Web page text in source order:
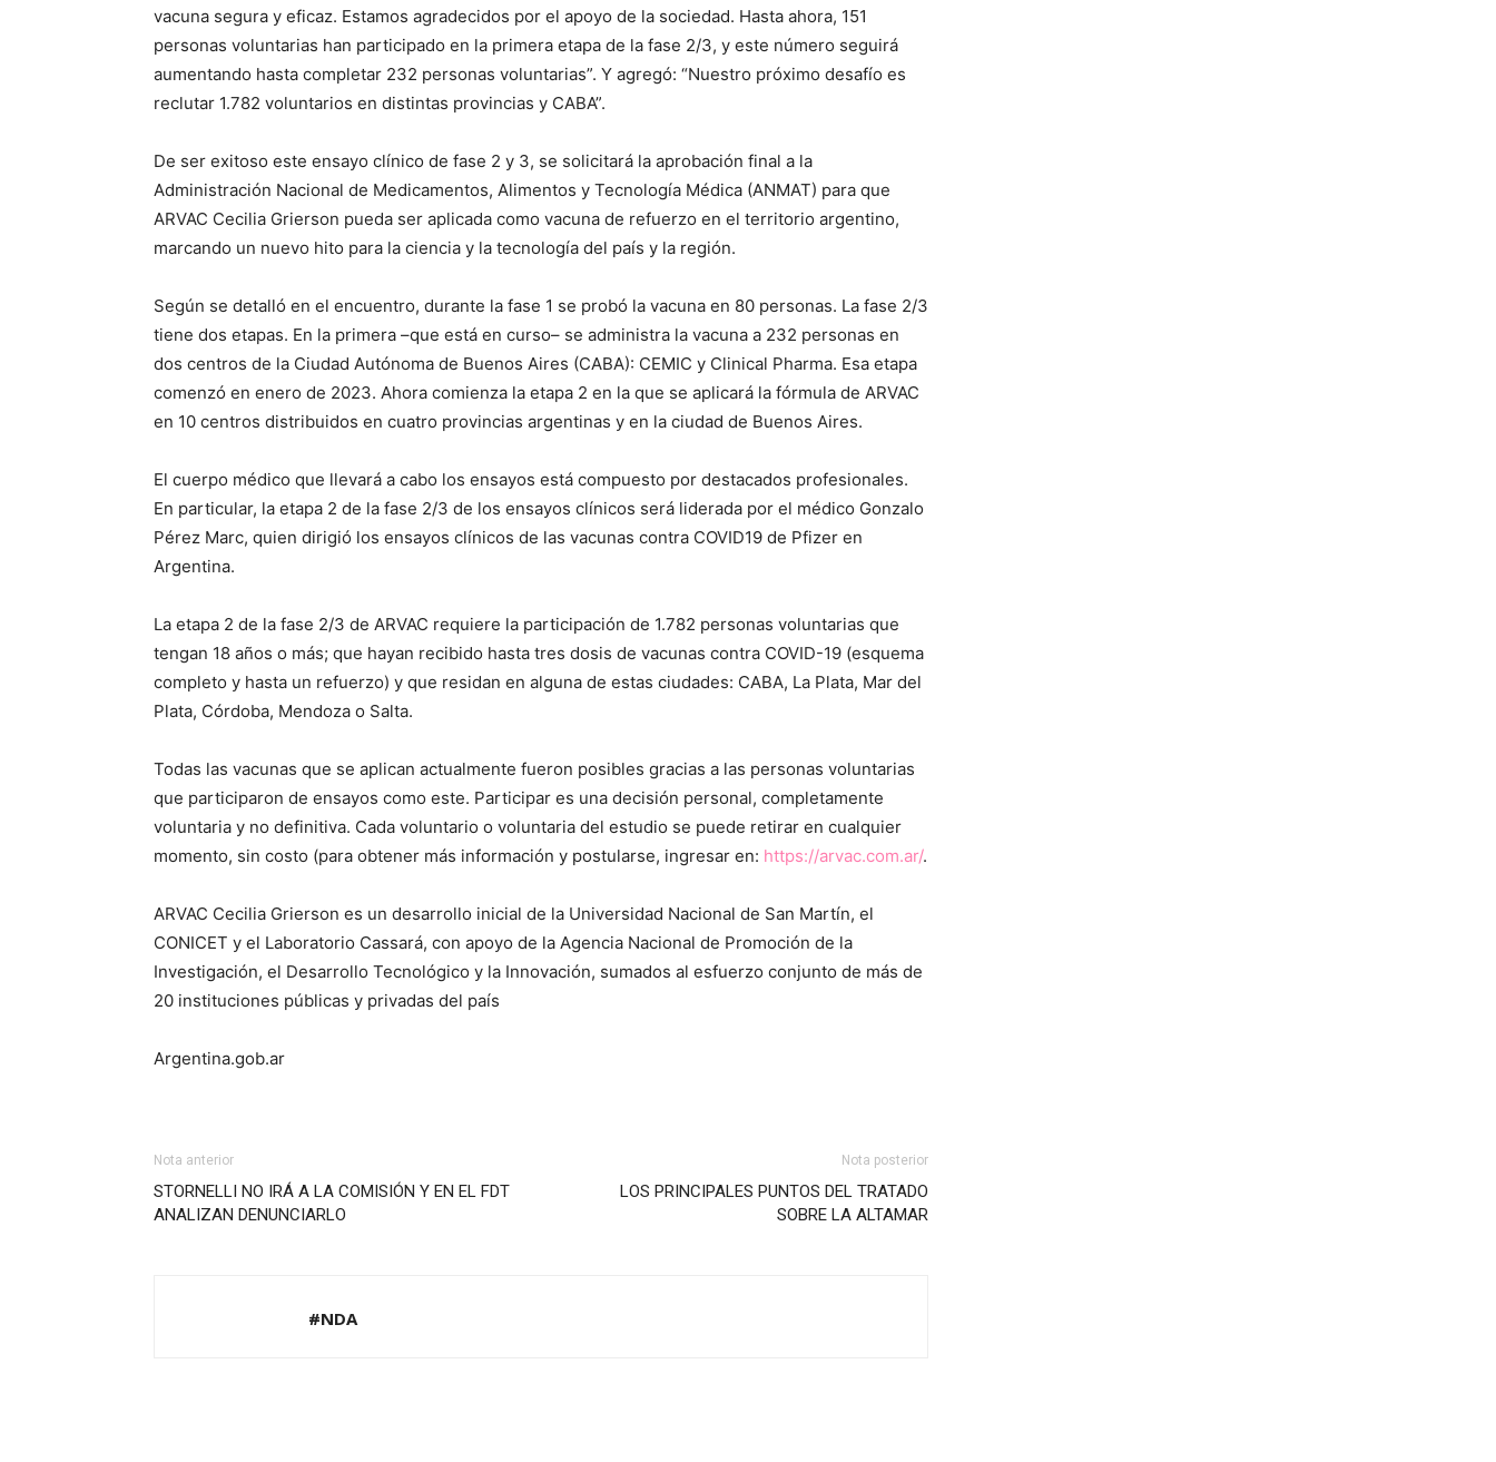
vacuna segura y eficaz. Estamos agradecidos por el apoyo de la sociedad. Hasta ahora, 151
personas voluntarias han participado en la primera etapa de la fase 2/3, y este número seguirá
aumentando hasta completar 232 personas voluntarias”. Y agregó: “Nuestro próximo desafío es
reclutar 1.782 voluntarios en distintas provincias y CABA”.
De ser exitoso este ensayo clínico de fase 2 y 3, se solicitará la aprobación final a la
Administración Nacional de Medicamentos, Alimentos y Tecnología Médica (ANMAT) para que
ARVAC Cecilia Grierson pueda ser aplicada como vacuna de refuerzo en el territorio argentino,
marcando un nuevo hito para la ciencia y la tecnología del país y la región.
Según se detalló en el encuentro, durante la fase 1 se probó la vacuna en 80 personas. La fase 2/3
tiene dos etapas. En la primera –que está en curso– se administra la vacuna a 232 personas en
dos centros de la Ciudad Autónoma de Buenos Aires (CABA): CEMIC y Clinical Pharma. Esa etapa
comenzó en enero de 2023. Ahora comienza la etapa 2 en la que se aplicará la fórmula de ARVAC
en 10 centros distribuidos en cuatro provincias argentinas y en la ciudad de Buenos Aires.
El cuerpo médico que llevará a cabo los ensayos está compuesto por destacados profesionales.
En particular, la etapa 2 de la fase 2/3 de los ensayos clínicos será liderada por el médico Gonzalo
Pérez Marc, quien dirigió los ensayos clínicos de las vacunas contra COVID19 de Pfizer en
Argentina.
La etapa 2 de la fase 2/3 de ARVAC requiere la participación de 1.782 personas voluntarias que
tengan 18 años o más; que hayan recibido hasta tres dosis de vacunas contra COVID-19 (esquema
completo y hasta un refuerzo) y que residan en alguna de estas ciudades: CABA, La Plata, Mar del
Plata, Córdoba, Mendoza o Salta.
Todas las vacunas que se aplican actualmente fueron posibles gracias a las personas voluntarias
que participaron de ensayos como este. Participar es una decisión personal, completamente
voluntaria y no definitiva. Cada voluntario o voluntaria del estudio se puede retirar en cualquier
momento, sin costo (para obtener más información y postularse, ingresar en: https://arvac.com.ar/.
ARVAC Cecilia Grierson es un desarrollo inicial de la Universidad Nacional de San Martín, el
CONICET y el Laboratorio Cassará, con apoyo de la Agencia Nacional de Promoción de la
Investigación, el Desarrollo Tecnológico y la Innovación, sumados al esfuerzo conjunto de más de
20 instituciones públicas y privadas del país
Argentina.gob.ar
Nota anterior
STORNELLI NO IRÁ A LA COMISIÓN Y EN EL FDT
ANALIZAN DENUNCIARLO
Nota posterior
LOS PRINCIPALES PUNTOS DEL TRATADO
SOBRE LA ALTAMAR
#NDA